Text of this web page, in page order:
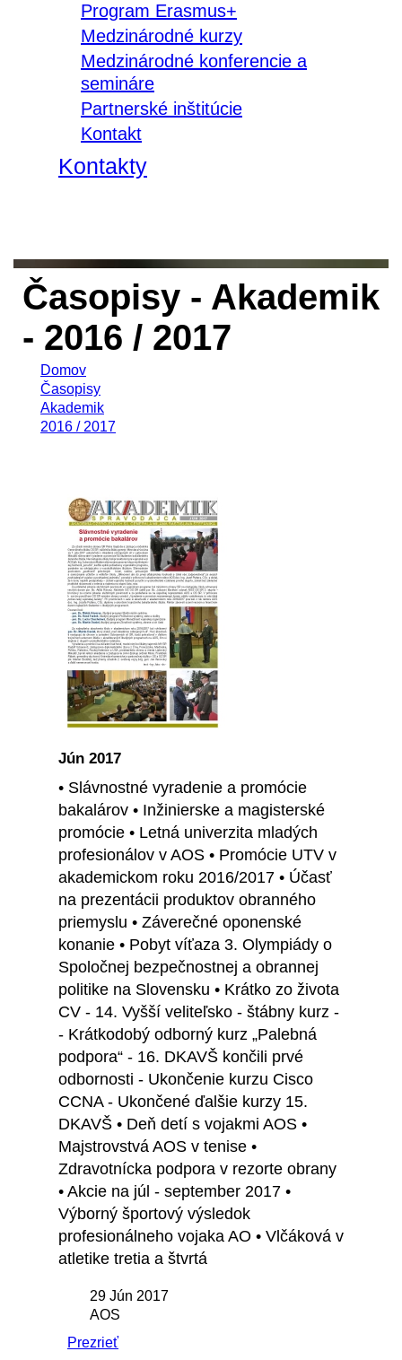
Program Erasmus+
Medzinárodné kurzy
Medzinárodné konferencie a
semináre
Partnerské inštitúcie
Kontakt
Kontakty
Časopisy - Akademik
- 2016 / 2017
Domov
Časopisy
Akademik
2016 / 2017
Jún 2017
• Slávnostné vyradenie a promócie
bakalárov • Inžinierske a magisterské
promócie • Letná univerzita mladých
profesionálov v AOS • Promócie UTV v
akademickom roku 2016/2017 • Účasť
na prezentácii produktov obranného
priemyslu • Záverečné oponenské
konanie • Pobyt víťaza 3. Olympiády o
Spoločnej bezpečnostnej a obrannej
politike na Slovensku • Krátko zo života
CV - 14. Vyšší veliteľsko - štábny kurz -
- Krátkodobý odborný kurz „Palebná
podpora“ - 16. DKAVŠ končili prvé
odbornosti - Ukončenie kurzu Cisco
CCNA - Ukončené ďalšie kurzy 15.
DKAVŠ • Deň detí s vojakmi AOS •
Majstrovstvá AOS v tenise •
Zdravotnícka podpora v rezorte obrany
• Akcie na júl - september 2017 •
Výborný športový výsledok
profesionálneho vojaka AO • Vlčáková v
atletike tretia a štvrtá
29 Jún 2017
AOS
Prezrieť